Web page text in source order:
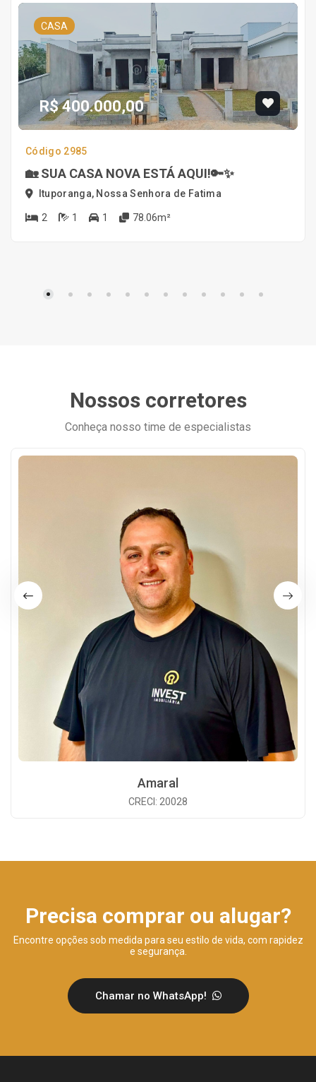
CASA
R$ 400.000,00
Código 2985
🏡 SUA CASA NOVA ESTÁ AQUI!🔑✨
Ituporanga, Nossa Senhora de Fatima
2 1 1 78.06m²
Nossos corretores
Conheça nosso time de especialistas
Amaral
CRECI: 20028
Precisa comprar ou alugar?
Encontre opções sob medida para seu estilo de vida, com rapidez
e segurança.
Chamar no WhatsApp!